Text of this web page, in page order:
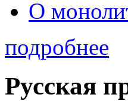
О
подробнее
Русская